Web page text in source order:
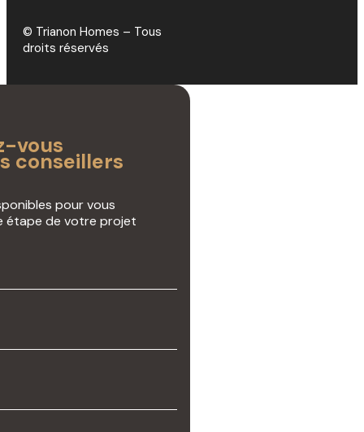
© Trianon Homes – Tous
droits réservés
vous
conseillers
pour vous
étape de votre projet